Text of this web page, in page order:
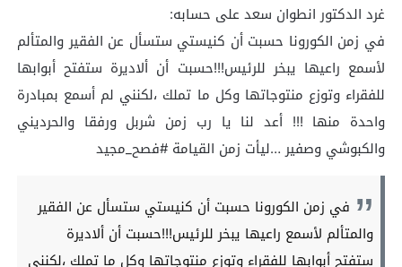
غرد الدكتور انطوان سعد على حسابه:
‏في زمن الكورونا حسبت أن كنيستي ستسأل عن الفقير والمتألم
لأسمع راعيها يبخر للرئيس!!!حسبت أن ألاديرة ستفتح أبوابها
للفقراء وتوزع منتوجاتها وكل ما تملك ،لكنني لم أسمع بمبادرة
واحدة منها !!! أعد لنا يا رب زمن شربل ورفقا والحرديني
والكبوشي وصفير …ليأت زمن القيامة ‎#فصح_مجيد
في زمن الكورونا حسبت أن كنيستي ستسأل عن الفقير
والمتألم لأسمع راعيها يبخر للرئيس!!!حسبت أن ألاديرة
ستفتح أبوابها للفقراء وتوزع منتوجاتها وكل ما تملك ،لكنني